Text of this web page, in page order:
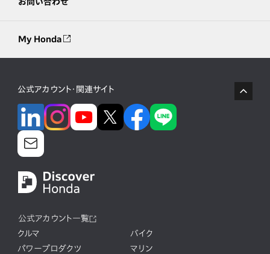
お問い合わせ
My Honda
公式アカウント・関連サイト
公式アカウント一覧
クルマ
バイク
パワープロダクツ
マリン